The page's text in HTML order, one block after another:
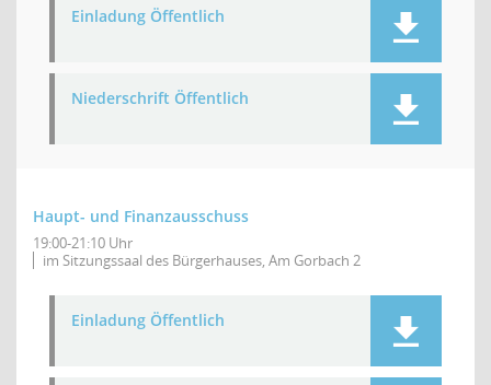
Einladung Öffentlich
Niederschrift Öffentlich
Haupt- und Finanzausschuss
19:00-21:10 Uhr
im Sitzungssaal des Bürgerhauses, Am Gorbach 2
Einladung Öffentlich